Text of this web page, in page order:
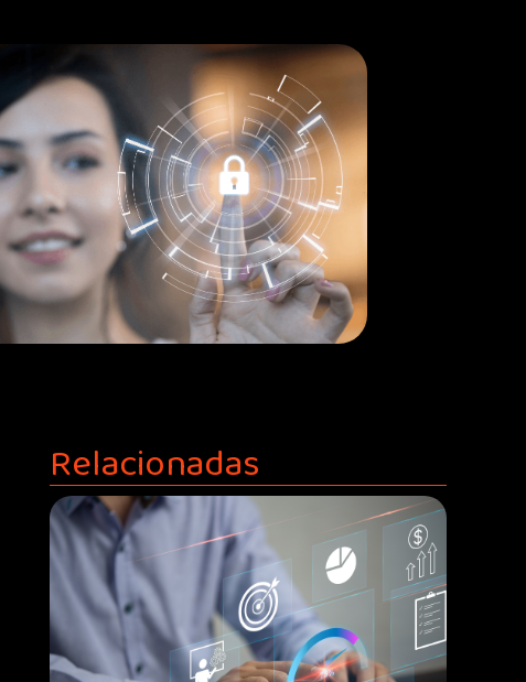
Relacionadas